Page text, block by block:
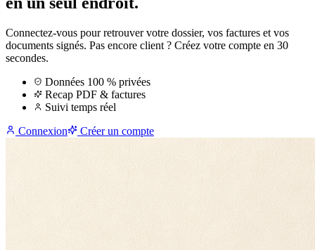
Connectez-vous pour retrouver votre dossier, vos factures et vos
documents signés. Pas encore client ? Créez votre compte en 30
secondes.
Données 100 % privées
Recap PDF & factures
Suivi temps réel
Connexion
Créer un compte